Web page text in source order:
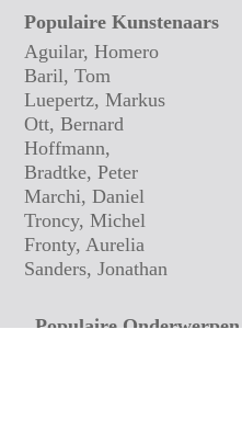
Populaire Kunstenaars
Aguilar, Homero
Baril, Tom
Luepertz, Markus
Ott, Bernard
Hoffmann,
Bradtke, Peter
Marchi, Daniel
Troncy, Michel
Fronty, Aurelia
Sanders, Jonathan
Populaire Onderwerpen